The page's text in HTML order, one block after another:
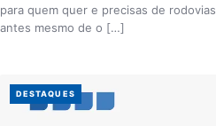
para quem quer e precisas de
antes mesmo de o […]
DESTAQUES